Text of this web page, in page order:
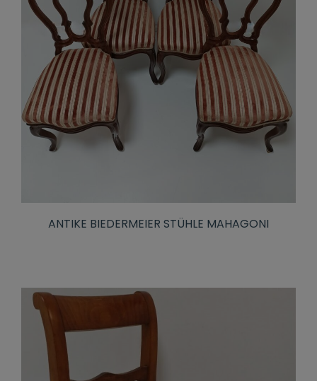
ANTIKE BIEDERMEIER STÜHLE MAHAGONI